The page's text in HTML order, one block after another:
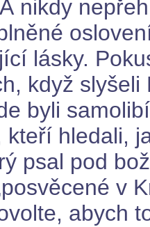
nikdy
lásky.
když
byli
kteří hledali,
psal pod
v
abych